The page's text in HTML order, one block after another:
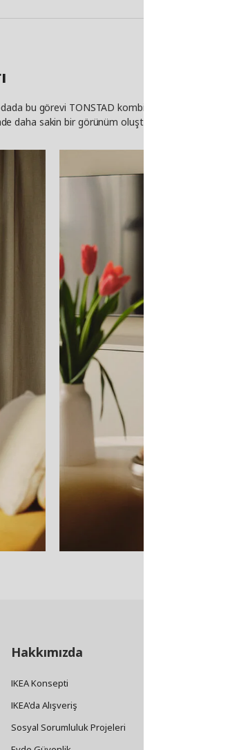
bu görevi TONSTAD kombinasyonu üstleniyor.
daha sakin bir görünüm oluştururken, açık renkli
Hakkımızda
IKEA Konsepti
IKEA'da Alışveriş
Sosyal Sorumluluk Projeleri